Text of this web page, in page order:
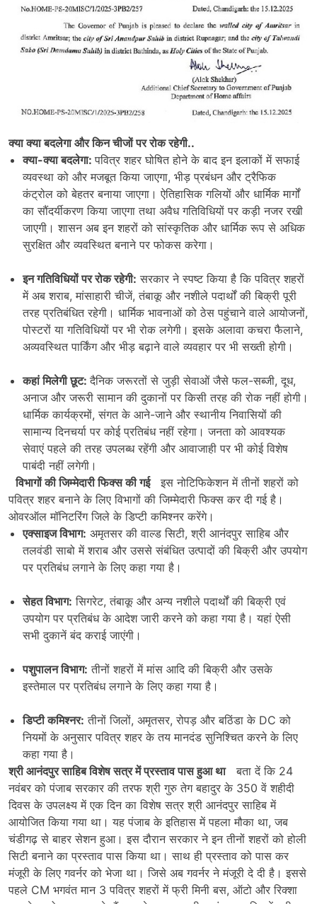
क्या क्या बदलेगा और किन चीजों पर रोक रहेगी..
क्या-क्या बदलेगा:पवित्र शहर घोषित होने के बाद इन इलाकों में सफाई
व्यवस्था को और मजबूत किया जाएगा, भीड़ प्रबंधन और ट्रैफिक
कंट्रोल को बेहतर बनाया जाएगा। ऐतिहासिक गलियों और धार्मिक मार्गों
का सौंदर्यीकरण किया जाएगा तथा अवैध गतिविधियों पर कड़ी नजर रखी
जाएगी। शासन अब इन शहरों को सांस्कृतिक और धार्मिक रूप से अधिक
सुरक्षित और व्यवस्थित बनाने पर फोकस करेगा।
इन गतिविधियों पर रोक रहेगी: सरकार ने स्पष्ट किया है कि पवित्र शहरों
में अब शराब, मांसाहारी चीजें, तंबाकू और नशीले पदार्थों की बिक्री पूरी
तरह प्रतिबंधित रहेगी। धार्मिक भावनाओं को ठेस पहुंचाने वाले आयोजनों,
पोस्टरों या गतिविधियों पर भी रोक लगेगी। इसके अलावा कचरा फैलाने,
अव्यवस्थित पार्किंग और भीड़ बढ़ाने वाले व्यवहार पर भी सख्ती होगी।
कहां मिलेगी छूट:दैनिक जरूरतों से जुड़ी सेवाओं जैसे फल-सब्जी, दूध,
अनाज और जरूरी सामान की दुकानों पर किसी तरह की रोक नहीं होगी।
धार्मिक कार्यक्रमों, संगत के आने-जाने और स्थानीय निवासियों की
सामान्य दिनचर्या पर कोई प्रतिबंध नहीं रहेगा। जनता को आवश्यक
सेवाएं पहले की तरह उपलब्ध रहेंगी और आवाजाही पर भी कोई विशेष
पाबंदी नहीं लगेगी।
विभागों की जिम्मेदारी फिक्स की गईइस नोटिफिकेशन में तीनों शहरों को
पवित्र शहर बनाने के लिए विभागों की जिम्मेदारी फिक्स कर दी गई है।
ओवरऑल मॉनिटरिंग जिले के डिप्टी कमिश्नर करेंगे।
एक्साइज विभाग: अमृतसर की वाल्ड सिटी, श्री आनंदपुर साहिब और
तलवंडी साबो में शराब और उससे संबंधित उत्पादों की बिक्री और उपयोग
पर प्रतिबंध लगाने के लिए कहा गया है।
सेहत विभाग: सिगरेट, तंबाकू और अन्य नशीले पदार्थों की बिक्री एवं
उपयोग पर प्रतिबंध के आदेश जारी करने को कहा गया है। यहां ऐसी
सभी दुकानें बंद कराई जाएंगी।
पशुपालन विभाग: तीनों शहरों में मांस आदि की बिक्री और उसके
इस्तेमाल पर प्रतिबंध लगाने के लिए कहा गया है।
डिप्टी कमिश्नर: तीनों जिलों, अमृतसर, रोपड़ और बठिंडा के DC को
नियमों के अनुसार पवित्र शहर के तय मानदंड सुनिश्चित करने के लिए
कहा गया है।
श्री आनंदपुर साहिब विशेष सत्र में प्रस्ताव पास हुआ थाबता दें कि 24
नवंबर को पंजाब सरकार की तरफ श्री गुरु तेग बहादुर के 350 वें शहीदी
दिवस के उपलक्ष्य में एक दिन का विशेष सत्र श्री आनंदपुर साहिब में
आयोजित किया गया था। यह पंजाब के इतिहास में पहला मौका था, जब
चंडीगढ़ से बाहर सेशन हुआ। इस दौरान सरकार ने इन तीनों शहरों को होली
सिटी बनाने का प्रस्ताव पास किया था। साथ ही प्रस्ताव को पास कर
मंजूरी के लिए गवर्नर को भेजा था। जिसे अब गवर्नर ने मंजूरी दे दी है। इससे
पहले CM भगवंत मान 3 पवित्र शहरों में फ्री मिनी बस, ऑटो और रिक्शा